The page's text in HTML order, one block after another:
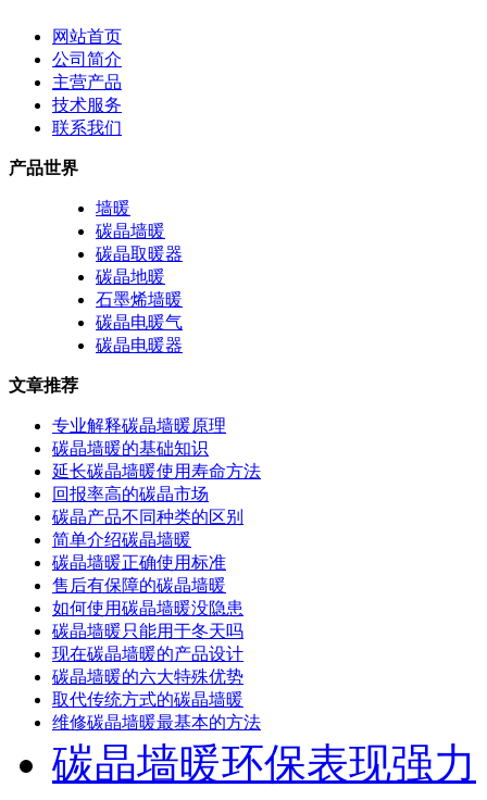
网站首页
公司简介
主营产品
技术服务
联系我们
产品世界
墙暖
碳晶墙暖
碳晶取暖器
碳晶地暖
石墨烯墙暖
碳晶电暖气
碳晶电暖器
文章推荐
专业解释碳晶墙暖原理
碳晶墙暖的基础知识
延长碳晶墙暖使用寿命方法
回报率高的碳晶市场
碳晶产品不同种类的区别
简单介绍碳晶墙暖
碳晶墙暖正确使用标准
售后有保障的碳晶墙暖
如何使用碳晶墙暖没隐患
碳晶墙暖只能用于冬天吗
现在碳晶墙暖的产品设计
碳晶墙暖的六大特殊优势
取代传统方式的碳晶墙暖
维修碳晶墙暖最基本的方法
碳晶墙暖环保表现强力